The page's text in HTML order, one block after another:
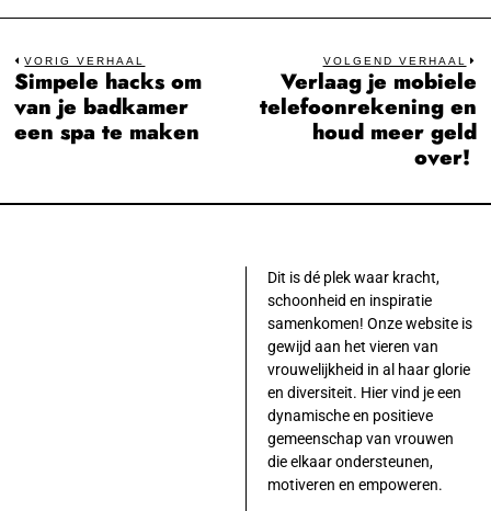
Bericht
navigatie
VORIG VERHAAL
Previous
post:
Simpele hacks om
van je badkamer
een spa te maken
VOLGEND VERHAAL
Verlaag je mobiele
telefoonrekening en
houd meer geld
over!
Dit is dé plek waar kracht,
schoonheid en inspiratie
samenkomen! Onze website is
gewijd aan het vieren van
vrouwelijkheid in al haar glorie
en diversiteit. Hier vind je een
dynamische en positieve
gemeenschap van vrouwen
die elkaar ondersteunen,
motiveren en empoweren.